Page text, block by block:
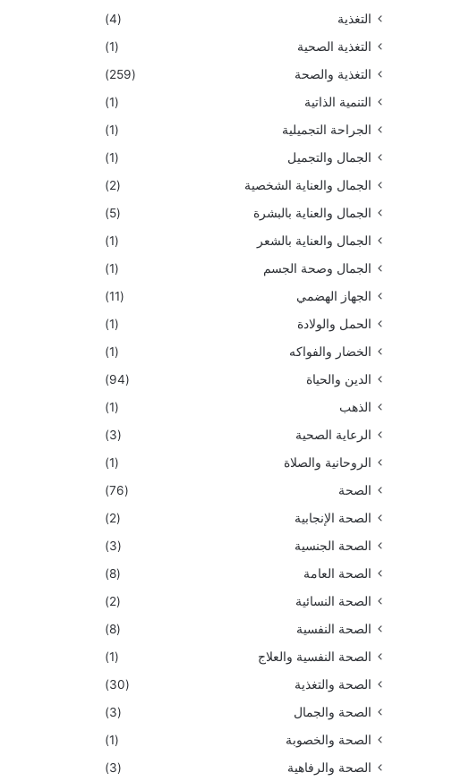
التغذية
(4)
التغذية الصحية
(1)
التغذية والصحة
(259)
التنمية الذاتية
(1)
الجراحة التجميلية
(1)
الجمال والتجميل
(1)
الجمال والعناية الشخصية
(2)
الجمال والعناية بالبشرة
(5)
الجمال والعناية بالشعر
(1)
الجمال وصحة الجسم
(1)
الجهاز الهضمي
(11)
الحمل والولادة
(1)
الخضار والفواكه
(1)
الدين والحياة
(94)
الذهب
(1)
الرعاية الصحية
(3)
الروحانية والصلاة
(1)
الصحة
(76)
الصحة الإنجابية
(2)
الصحة الجنسية
(3)
الصحة العامة
(8)
الصحة النسائية
(2)
الصحة النفسية
(8)
الصحة النفسية والعلاج
(1)
الصحة والتغذية
(30)
الصحة والجمال
(3)
الصحة والخصوبة
(1)
الصحة والرفاهية
(3)